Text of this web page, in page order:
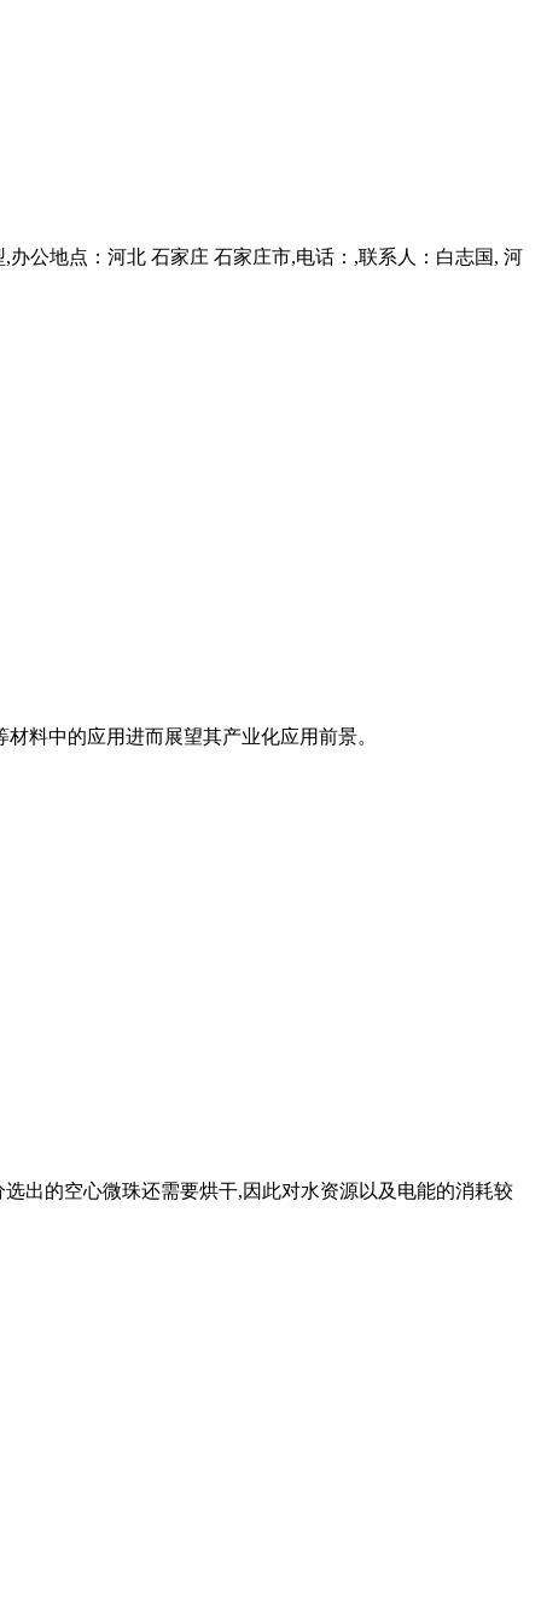
公地点：河北 石家庄 石家庄市,电话：,联系人：白志国, 河
料中的应用进而展望其产业化应用前景。
出的空心微珠还需要烘干,因此对水资源以及电能的消耗较